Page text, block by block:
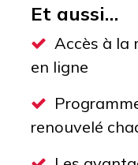
Et aussi…
Accès à la
en ligne
renouvelé